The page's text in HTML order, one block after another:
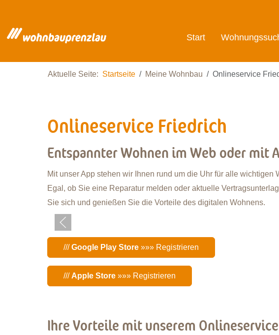
Start
Aktuelle Seite: Startseite Meine Wohnbau Onlineservice
Onlineservice Friedrich
Entspannter Wohnen im Web oder mit
Mit unser App stehen wir Ihnen rund um die Uhr für alle
Egal, ob Sie eine Reparatur melden oder aktuelle
Sie sich und genießen Sie die Vorteile des digitalen Wohnens.
///Google Play Store »»» Registrieren
///Apple Store »»» Registrieren
Ihre Vorteile mit unserem